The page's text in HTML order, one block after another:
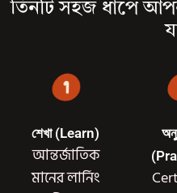
তিনটি সহজ ধাপে
শেখা (Learn)
আন্তর্জাতিক
মানের লার্নিং